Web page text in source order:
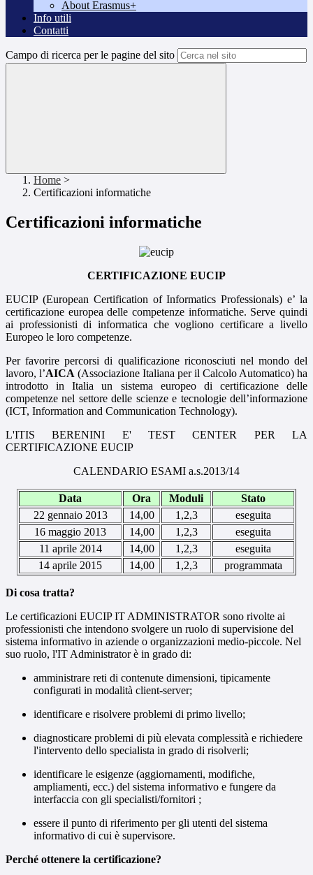
About Erasmus+
Info utili
Contatti
Campo di ricerca per le pagine del sito
Home >
Certificazioni informatiche
Certificazioni informatiche
CERTIFICAZIONE EUCIP
EUCIP (European Certification of Informatics Professionals) e’ la
certificazione europea delle competenze informatiche. Serve quindi
ai professionisti di informatica che vogliono certificare a livello
Europeo le loro competenze.
Per favorire percorsi di qualificazione riconosciuti nel mondo del
lavoro, l’AICA (Associazione Italiana per il Calcolo Automatico) ha
introdotto in Italia un sistema europeo di certificazione delle
competenze nel settore delle scienze e tecnologie dell’informazione
(ICT, Information and Communication Technology).
L'ITIS BERENINI E' TEST CENTER PER LA
CERTIFICAZIONE EUCIP
CALENDARIO ESAMI a.s.2013/14
Data Ora Moduli
Stato
22 gennaio 2013
14,00 1,2,3
eseguita
16 maggio 2013
14,00 1,2,3
eseguita
11 aprile 2014
14,00 1,2,3
eseguita
14 aprile 2015
14,00 1,2,3 programmata
Di cosa tratta?
Le certificazioni EUCIP IT ADMINISTRATOR sono rivolte ai
professionisti che intendono svolgere un ruolo di supervisione del
sistema informativo in aziende o organizzazioni medio-piccole. Nel
suo ruolo, l'IT Administrator è in grado di:
amministrare reti di contenute dimensioni, tipicamente
configurati in modalità client-server;
identificare e risolvere problemi di primo livello;
diagnosticare problemi di più elevata complessità e richiedere
l'intervento dello specialista in grado di risolverli;
identificare le esigenze (aggiornamenti, modifiche,
ampliamenti, ecc.) del sistema informativo e fungere da
interfaccia con gli specialisti/fornitori ;
essere il punto di riferimento per gli utenti del sistema
informativo di cui è supervisore.
Perché ottenere la certificazione?